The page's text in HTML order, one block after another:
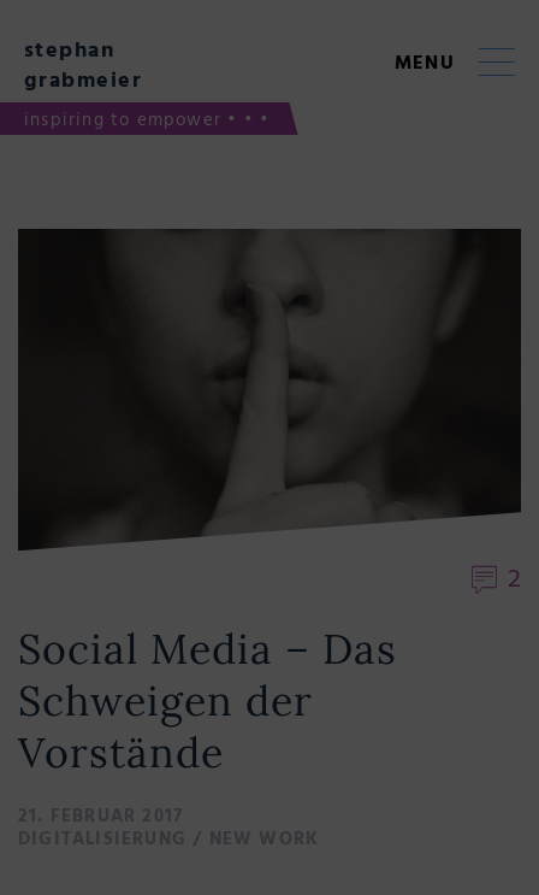
content
stephan
grabmeier
inspiring to empower • • •
MENU
2
Social Media – Das
Schweigen der
Vorstände
21. FEBRUAR 2017
DIGITALISIERUNG / NEW WORK